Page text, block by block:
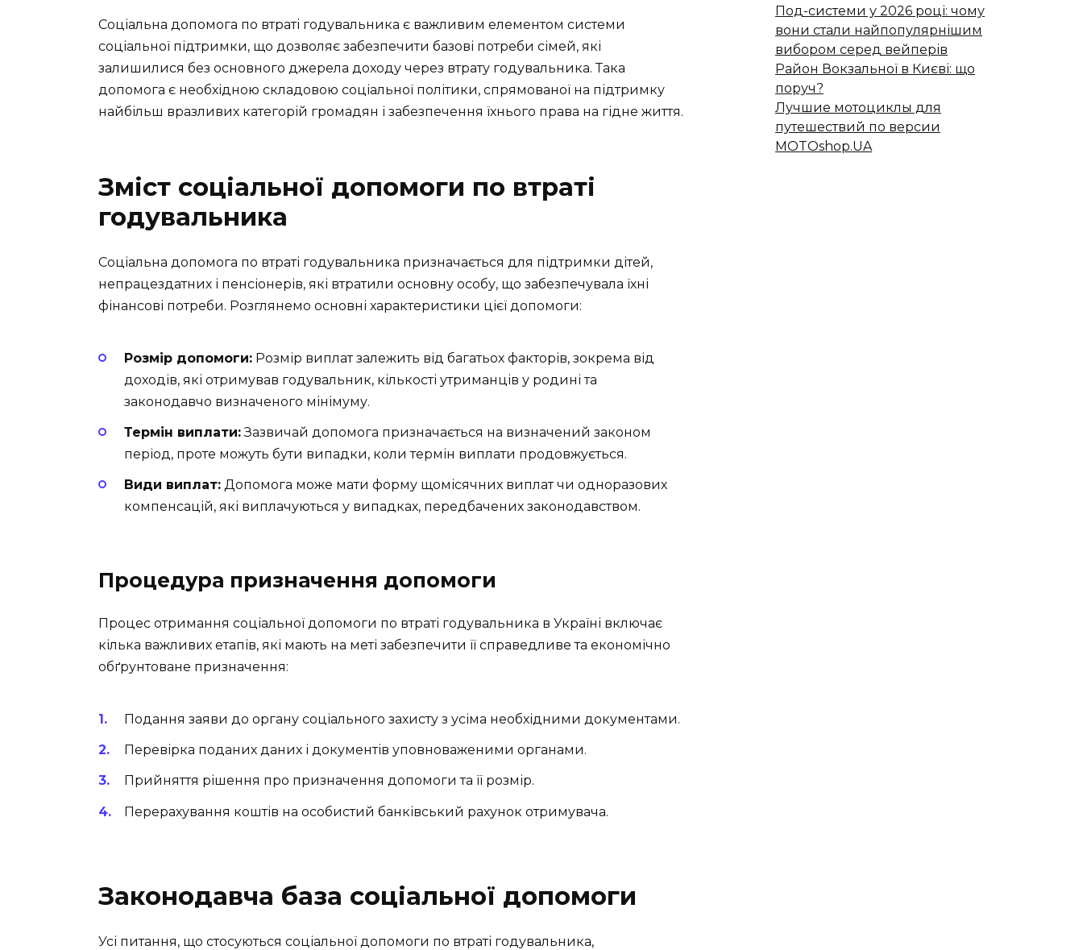
Соціальна допомога по втраті годувальника є важливим елементом системи
соціальної підтримки, що дозволяє забезпечити базові потреби сімей, які
залишилися без основного джерела доходу через втрату годувальника. Така
допомога є необхідною складовою соціальної політики, спрямованої на підтримку
найбільш вразливих категорій громадян і забезпечення їхнього права на гідне життя.
Зміст соціальної допомоги по втраті
годувальника
Соціальна допомога по втраті годувальника призначається для підтримки дітей,
непрацездатних і пенсіонерів, які втратили основну особу, що забезпечувала їхні
фінансові потреби. Розглянемо основні характеристики цієї допомоги:
Розмір допомоги: Розмір виплат залежить від багатьох факторів, зокрема від
доходів, які отримував годувальник, кількості утриманців у родині та
законодавчо визначеного мінімуму.
Термін виплати:Зазвичай допомога призначається на визначений законом
період, проте можуть бути випадки, коли термін виплати продовжується.
Види виплат: Допомога може мати форму щомісячних виплат чи одноразових
компенсацій, які виплачуються у випадках, передбачених законодавством.
Процедура призначення допомоги
Процес отримання соціальної допомоги по втраті годувальника в Україні включає
кілька важливих етапів, які мають на меті забезпечити її справедливе та економічно
обґрунтоване призначення:
Подання заяви до органу соціального захисту з усіма необхідними документами.
Перевірка поданих даних і документів уповноваженими органами.
Прийняття рішення про призначення допомоги та її розмір.
Перерахування коштів на особистий банківський рахунок отримувача.
Законодавча база соціальної допомоги
Усі питання, що стосуються соціальної допомоги по втраті годувальника,
Под-системи у 2026 році: чому
вони стали найпопулярнішим
вибором серед вейперів
Район Вокзальної в Києві: що
поруч?
Лучшие мотоциклы для
путешествий по версии
MOTOshop.UA